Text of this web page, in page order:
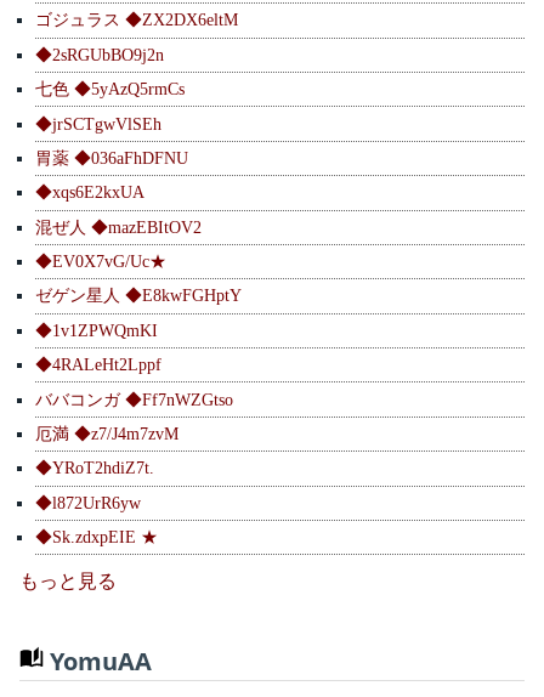
ゴジュラス ◆ZX2DX6eltM
◆2sRGUbBO9j2n
七色 ◆5yAzQ5rmCs
◆jrSCTgwVlSEh
胃薬 ◆036aFhDFNU
◆xqs6E2kxUA
混ぜ人 ◆mazEBItOV2
◆EV0X7vG/Uc★
ゼゲン星人 ◆E8kwFGHptY
◆1v1ZPWQmKI
◆4RALeHt2Lppf
ババコンガ ◆Ff7nWZGtso
厄満 ◆z7/J4m7zvM
◆YRoT2hdiZ7t.
◆l872UrR6yw
◆Sk.zdxpEIE ★
もっと見る
YomuAA